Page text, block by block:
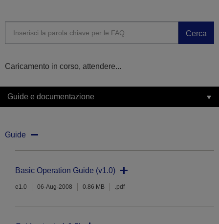
Cerca
Caricamento in corso, attendere...
Guide e documentazione
Guide
Basic Operation Guide (v1.0)
e1.0 06-Aug-2008 0.86 MB .pdf